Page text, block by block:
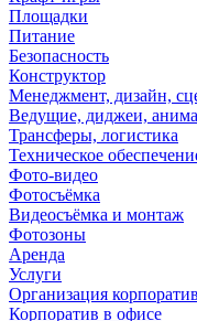
Площадки
Питание
Безопасность
Конструктор
Менеджмент, дизайн,
Ведущие, диджеи,
Трансферы, логистика
Техническое
Фото-видео
Фотосъёмка
Видеосъёмка и монтаж
Фотозоны
Аренда
Услуги
Организация
Корпоратив в офисе